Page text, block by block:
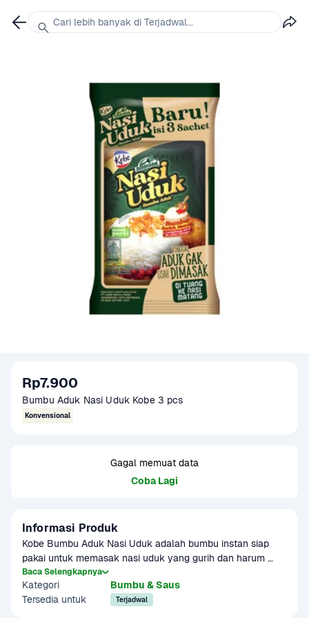
Rp7.900
Bumbu Aduk Nasi Uduk Kobe 3 pcs
Konvensional
Gagal memuat data
Coba Lagi
Informasi Produk
Kobe Bumbu Aduk Nasi Uduk adalah bumbu instan siap
pakai untuk memasak nasi uduk yang gurih dan harum
hanya dengan menambahkan air dan beras. Hadir dalam
kemasan isi 3, cocok untuk stok memasak praktis di rumah.
Baca Selengkapnya
Kategori
Bumbu & Saus
Tersedia untuk
Terjadwal
Cari lebih banyak di Terjadwal...